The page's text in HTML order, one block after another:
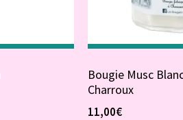
Bougie Musc
Charroux
11,00€